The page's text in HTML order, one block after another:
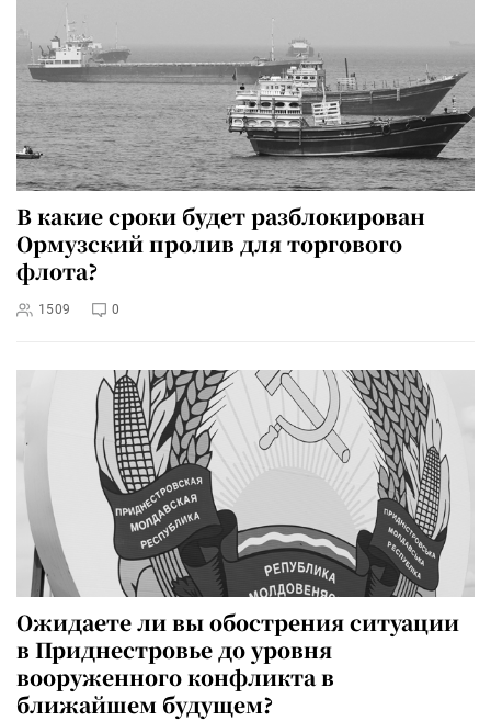
В какие сроки будет разблокирован
Ормузский пролив для торгового
флота?
1509 0
Ожидаете ли вы обострения ситуации
в Приднестровье до уровня
вооруженного конфликта в
ближайшем будущем?